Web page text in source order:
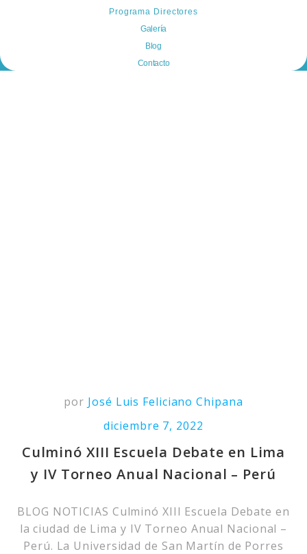
Programa Directores
Galería
Blog
Contacto
por José Luis Feliciano Chipana
diciembre 7, 2022
Culminó XIII Escuela Debate en Lima
y IV Torneo Anual Nacional – Perú
BLOG NOTICIAS Culminó XIII Escuela Debate en
la ciudad de Lima y IV Torneo Anual Nacional –
Perú. La Universidad de San Martín de Porres